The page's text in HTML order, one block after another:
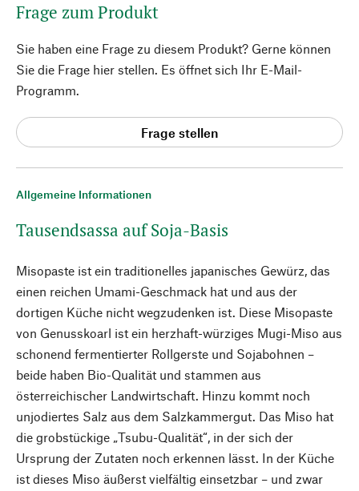
Allgemeine Informationen
Tausendsassa auf Soja-Basis
Misopaste ist ein traditionelles japanisches Gewürz, das
einen reichen Umami-Geschmack hat und aus der
dortigen Küche nicht wegzudenken ist. Diese Misopaste
von Genusskoarl ist ein herzhaft-würziges Mugi-Miso aus
schonend fermentierter Rollgerste und Sojabohnen –
beide haben Bio-Qualität und stammen aus
österreichischer Landwirtschaft. Hinzu kommt noch
unjodiertes Salz aus dem Salzkammergut. Das Miso hat
die grobstückige „Tsubu-Qualität“, in der sich der
Ursprung der Zutaten noch erkennen lässt. In der Küche
ist dieses Miso äußerst vielfältig einsetzbar – und zwar
Frage zum Produkt
Sie haben eine Frage zu diesem Produkt? Gerne können
Sie die Frage hier stellen. Es öffnet sich Ihr E-Mail-
Programm.
Frage stellen